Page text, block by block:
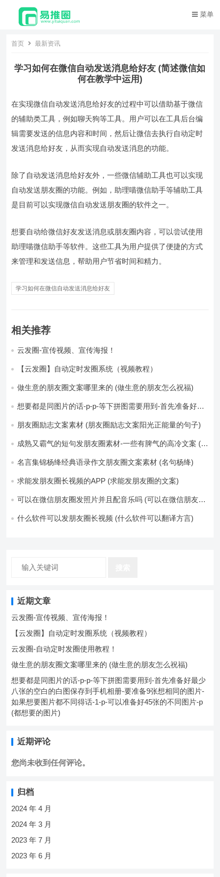
菜单
首页 最新资讯
学习如何在微信自动发送消息给好友 (简述微信如
何在教学中运用)
在实现微信自动发送消息给好友的过程中可以借助基于微信
的辅助类工具，例如聊天狗等工具。用户可以在工具后台编
辑需要发送的信息内容和时间，然后让微信去执行自动定时
发送消息给好友，从而实现自动发送消息的功能。
除了自动发送消息给好友外，一些微信辅助工具也可以实现
自动发送朋友圈的功能。例如，助理喵微信助手等辅助工具
是目前可以实现微信自动发送朋友圈的软件之一。
想要自动给微信好友发送消息或朋友圈内容，可以尝试使用
助理喵微信助手等软件。这些工具为用户提供了便捷的方式
来管理和发送信息，帮助用户节省时间和精力。
学习如何在微信自动发送消息给好友
相关推荐
云发圈-宣传视频、宣传海报！
【云发圈】自动定时发圈系统（视频教程）
做生意的朋友圈文案哪里来的 (做生意的朋友怎么祝福)
想要都是同图片的话-p-p-等下拼图需要用到-首先准备好最
片-如果想要图片都不同得话-1-p-可以准备好45张的不同图
朋友圈励志文案素材 (朋友圈励志文案阳光正能量的句子)
成熟又霸气的短句发朋友圈素材-一些有脾气的高冷文案 (成
名言集锦杨绛经典语录作文朋友圈文案素材 (名句杨绛)
求能发朋友圈长视频的APP (求能发朋友圈的文案)
可以在微信朋友圈发照片并且配音乐吗 (可以在微信朋友圈
什么软件可以发朋友圈长视频 (什么软件可以翻译方言)
近期文章
云发圈-宣传视频、宣传海报！
【云发圈】自动定时发圈系统（视频教程）
云发圈-自动定时发圈使用教程！
做生意的朋友圈文案哪里来的 (做生意的朋友怎么祝福)
想要都是同图片的话-p-p-等下拼图需要用到-首先准备好最少
八张的空白的白图保存到手机相册-要准备9张想相同的图片-
如果想要图片都不同得话-1-p-可以准备好45张的不同图片-p
(都想要的图片)
近期评论
您尚未收到任何评论。
归档
2024 年 4 月
2024 年 3 月
2023 年 7 月
2023 年 6 月